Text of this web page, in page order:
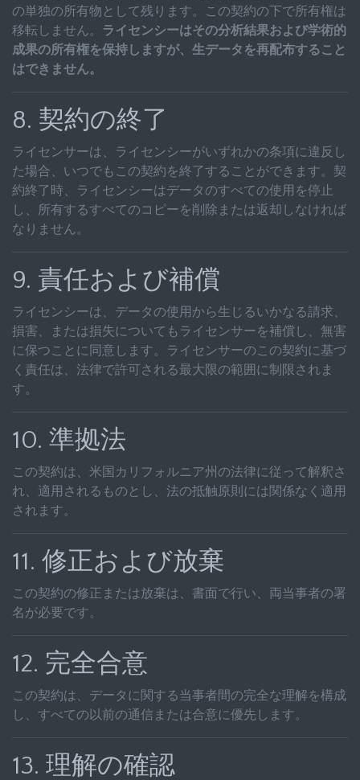
の単独の所有物として残ります。この契約の下で所有権は
移転しません。
ライセンシーはその分析結果および学術的
成果の所有権を保持しますが、生データを再配布すること
はできません。
8. 契約の終了
ライセンサーは、ライセンシーがいずれかの条項に違反し
た場合、いつでもこの契約を終了することができます。契
約終了時、ライセンシーはデータのすべての使用を停止
し、所有するすべてのコピーを削除または返却しなければ
なりません。
9. 責任および補償
ライセンシーは、データの使用から生じるいかなる請求、
損害、または損失についてもライセンサーを補償し、無害
に保つことに同意します。ライセンサーのこの契約に基づ
く責任は、法律で許可される最大限の範囲に制限されま
す。
10. 準拠法
この契約は、米国カリフォルニア州の法律に従って解釈さ
れ、適用されるものとし、法の抵触原則には関係なく適用
されます。
11. 修正および放棄
この契約の修正または放棄は、書面で行い、両当事者の署
名が必要です。
12. 完全合意
この契約は、データに関する当事者間の完全な理解を構成
し、すべての以前の通信または合意に優先します。
13. 理解の確認